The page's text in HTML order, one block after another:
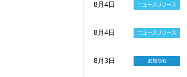
8月4日
8月4日
8月3日